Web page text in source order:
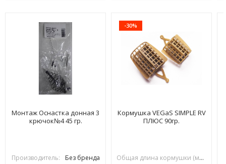
Монтаж Оснастка донная 3
крючок№4 45 гр.
Производитель: Без бренда
-30%
Кормушка VEGaS SIMPLE RV
ПЛЮС 90гр.
Общая длина кормушки (мм):